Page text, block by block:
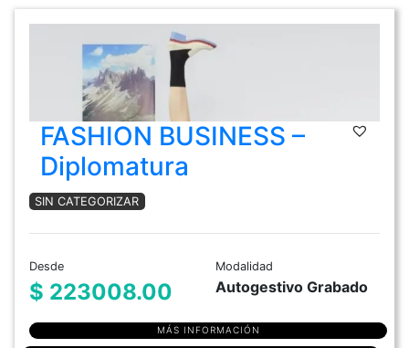
FASHION BUSINESS –
Diplomatura
SIN CATEGORIZAR
Desde
$ 223008.00
Modalidad
Autogestivo Grabado
MÁS INFORMACIÓN